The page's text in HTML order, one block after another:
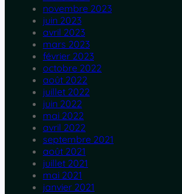
novembre 2023
juin 2023
avril 2023
mars 2023
février 2023
octobre 2022
août 2022
juillet 2022
juin 2022
mai 2022
avril 2022
septembre 2021
août 2021
juillet 2021
mai 2021
janvier 2021